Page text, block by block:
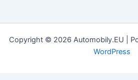
Copyright © 2026 Automobily.EU |
WordPress